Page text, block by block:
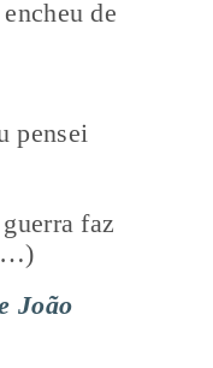
de
pensei
faz
João